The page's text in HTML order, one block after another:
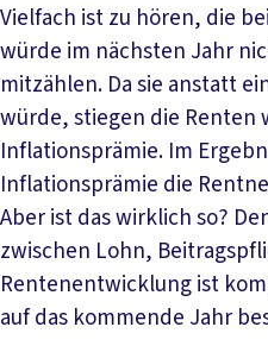
Vielfach ist zu hören, die
würde im nächsten Jahr
mitzählen. Da sie anstatt
würde, stiegen die Renten
Inflationsprämie. Im
Inflationsprämie die
Aber ist das wirklich so?
zwischen Lohn,
Rentenentwicklung ist
auf das kommende Jahr